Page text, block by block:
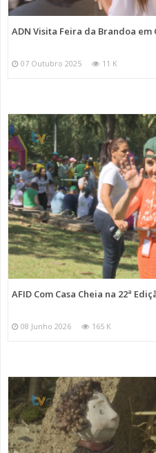
ADN Visita Feira da Brandoa em
07 Outubro 2025 11 K
AFID Com Casa Cheia na 22ª
08 Junho 2026 165 K